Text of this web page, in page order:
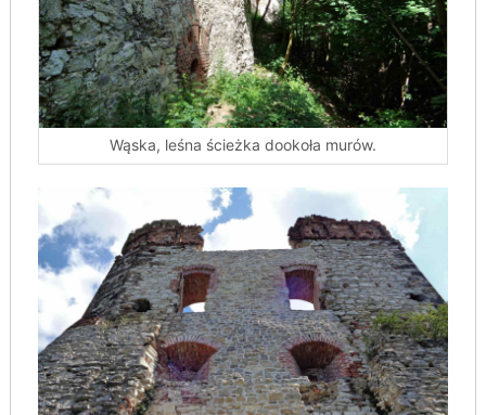
Wąska, leśna ścieżka dookoła murów.